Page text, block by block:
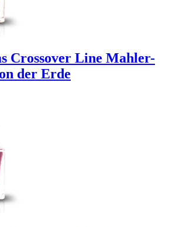
Crossover Line Mahler-
der Erde